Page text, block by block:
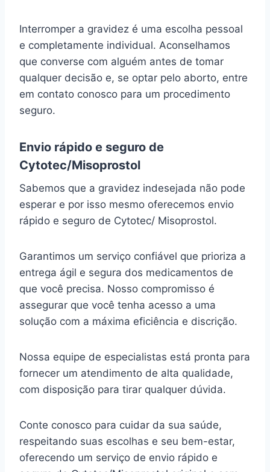
Interromper a gravidez é uma escolha pessoal
e completamente individual. Aconselhamos
que converse com alguém antes de tomar
qualquer decisão e, se optar pelo aborto, entre
em contato conosco para um procedimento
seguro.
Envio rápido e seguro de
Cytotec/Misoprostol
Sabemos que a gravidez indesejada não pode
esperar e por isso mesmo oferecemos envio
rápido e seguro de Cytotec/ Misoprostol.
Garantimos um serviço confiável que prioriza a
entrega ágil e segura dos medicamentos de
que você precisa. Nosso compromisso é
assegurar que você tenha acesso a uma
solução com a máxima eficiência e discrição.
Nossa equipe de especialistas está pronta para
fornecer um atendimento de alta qualidade,
com disposição para tirar qualquer dúvida.
Conte conosco para cuidar da sua saúde,
respeitando suas escolhas e seu bem-estar,
oferecendo um serviço de envio rápido e